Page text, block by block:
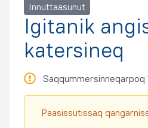
Innuttaasunut
Igitanik
katersineq
Saqqummersinneqarpoq
Paasissutissaq